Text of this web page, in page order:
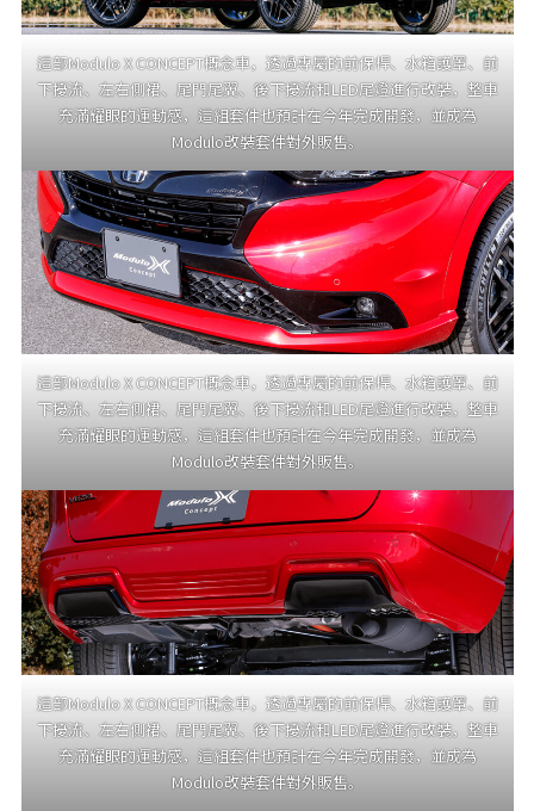
這部Modulo X CONCEPT概念車，透過專屬的前保桿、水箱護罩、前
下擾流、左右側裙、尾門尾翼、後下擾流和LED尾燈進行改裝，整車
充滿耀眼的運動感，這組套件也預計在今年完成開發，並成為
Modulo改裝套件對外販售。
這部Modulo X CONCEPT概念車，透過專屬的前保桿、水箱護罩、前
下擾流、左右側裙、尾門尾翼、後下擾流和LED尾燈進行改裝，整車
充滿耀眼的運動感，這組套件也預計在今年完成開發，並成為
Modulo改裝套件對外販售。
這部Modulo X CONCEPT概念車，透過專屬的前保桿、水箱護罩、前
下擾流、左右側裙、尾門尾翼、後下擾流和LED尾燈進行改裝，整車
充滿耀眼的運動感，這組套件也預計在今年完成開發，並成為
Modulo改裝套件對外販售。